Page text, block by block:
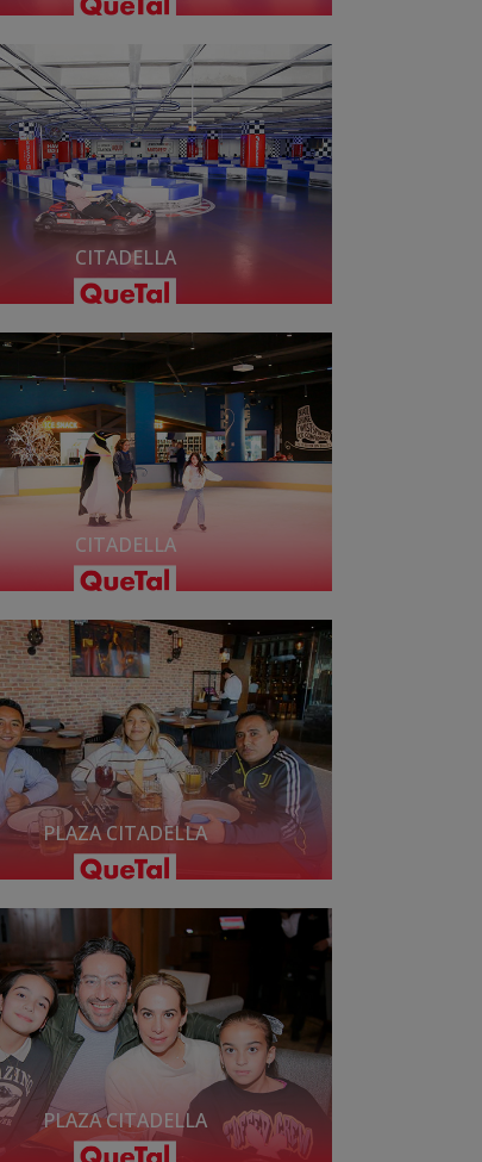
CITADELLA
CITADELLA
PLAZA CITADELLA
PLAZA CITADELLA